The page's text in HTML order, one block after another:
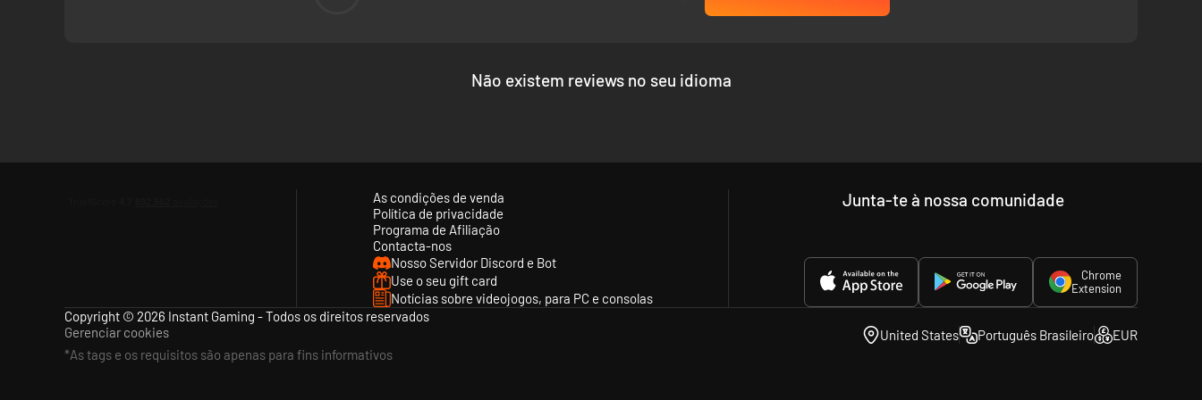
Não existem reviews no seu idioma
As condições de venda
Política de privacidade
Programa de Afiliação
Contacta-nos
Nosso Servidor Discord e Bot
Use o seu gift card
Notícias sobre videojogos, para PC e consolas
Junta-te à nossa comunidade
Chrome
Extension
Copyright © 2026 Instant Gaming - Todos os direitos reservados
Gerenciar cookies
*As tags e os requisitos são apenas para fins informativos
United States Português Brasileiro EUR